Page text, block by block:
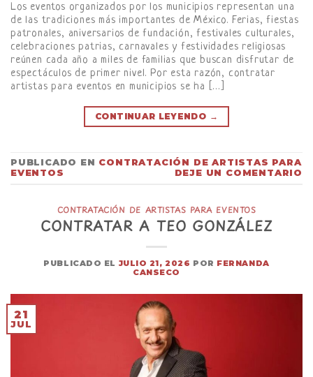
Los eventos organizados por los municipios representan una
de las tradiciones más importantes de México. Ferias, fiestas
patronales, aniversarios de fundación, festivales culturales,
celebraciones patrias, carnavales y festividades religiosas
reúnen cada año a miles de familias que buscan disfrutar de
espectáculos de primer nivel. Por esta razón, contratar
artistas para eventos en municipios se ha […]
CONTINUAR LEYENDO →
PUBLICADO EN CONTRATACIÓN DE ARTISTAS PARA
EVENTOS
DEJE UN COMENTARIO
CONTRATACIÓN DE ARTISTAS PARA EVENTOS
CONTRATAR A TEO GONZÁLEZ
PUBLICADO EL JULIO 21, 2026 POR FERNANDA
CANSECO
21
JUL